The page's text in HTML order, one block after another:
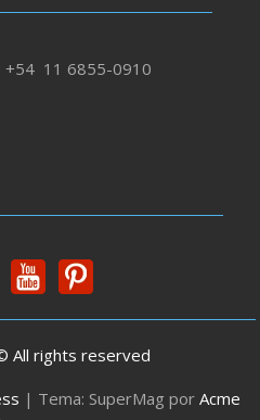
+54 11 6855-0910
All rights reserved
| Tema: SuperMag por Acme